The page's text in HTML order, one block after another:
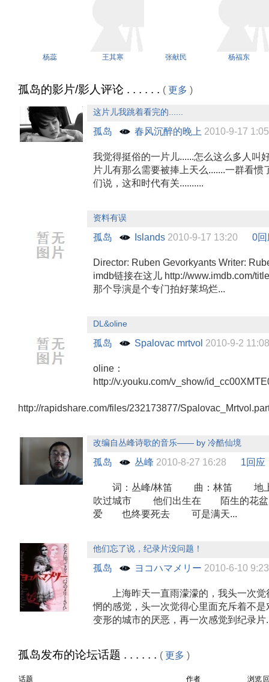
杨蕊 王其寒 张献民 杨福东
孤岛的影片/影人评论 . . . . . . ( 更多 )
这片儿我跳着看完的......
孤岛 春风沉醉的晚上 2010-9-17
我觉得挺俗的一片儿......怎么这么多人叫
片儿有那么需要被捧上天么.......一群看惯
们说，这和时代有关..........
资料有误
孤岛 Islands 2010-9-17 13:20 0回
Director: Ruben Gevorkyants Writer:
imdb链接在这儿 http://www.imdb.com/
那个导演是个专门拍好莱坞烂...
DL&oline
孤岛 Spalovac mrtvol 2010-9-2
oline：
http://v.youku.com/v_show/
http://rapidshare.com/files/232173877/
改编自丛峰诗歌的音乐—— by 冷酷仙境
孤岛 丛峰 2010-8-27 16:28 1回应
词：丛峰/林笛 曲：林笛 地
吹过城市 他们出生在 陌生的花
爱 也终要死去 可是满天...
他们忘了说，纪录片没问题！
孤岛 ヨコハマメリー 2010-6-10
上海昨天一直雨濛濛的，我头一次觉
惘的感觉，头一次觉得心里面充斥着不
变形的城市的厌恶，再一次感觉到纪录片
孤岛发布的论坛话题 . . . . . . ( 更多 )
话题 作者 浏览